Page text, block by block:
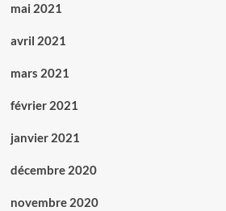
mai 2021
avril 2021
mars 2021
février 2021
janvier 2021
décembre 2020
novembre 2020